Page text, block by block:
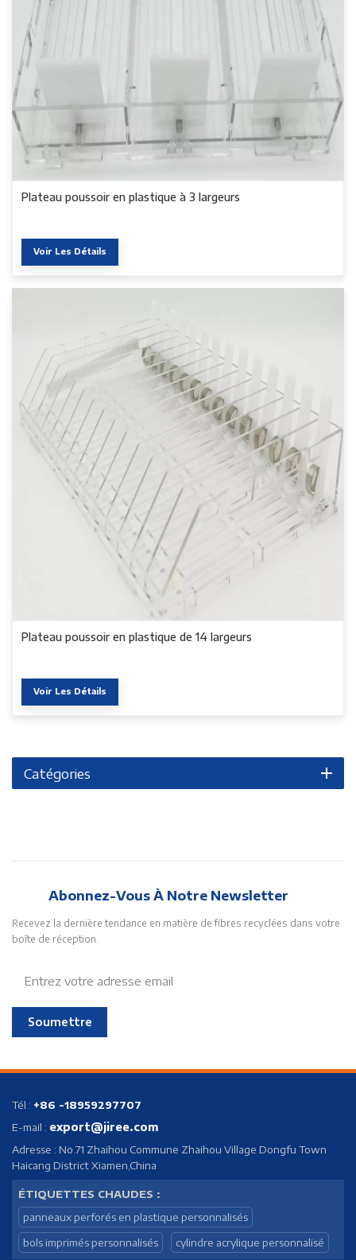
Plateau poussoir en plastique à 3 largeurs
Voir Les Détails
Plateau poussoir en plastique de 14 largeurs
Voir Les Détails
Catégories
Abonnez-Vous À Notre Newsletter
Recevez la dernière tendance en matière de fibres recyclées dans votre
boîte de réception.
Soumettre
Tél : +86 -18959297707
E-mail : export@jiree.com
Adresse : No.71 Zhaihou Commune Zhaihou Village Dongfu Town
Haicang District Xiamen,China
ÉTIQUETTES CHAUDES :
panneaux perforés en plastique personnalisés
bols imprimés personnalisés
cylindre acrylique personnalisé